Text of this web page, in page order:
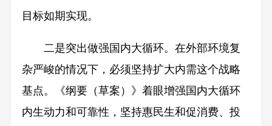
目标如期实现。
二是突出做强国内大循环。在外部环境复
杂严峻的情况下，必须坚持扩大内需这个战略
基点。《纲要（草案）》着眼增强国内大循环
内生动力和可靠性，坚持惠民生和促消费、投